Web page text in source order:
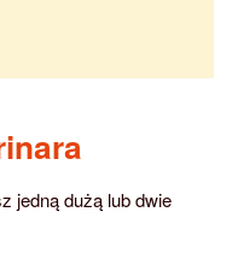
jedną dużą lub dwie